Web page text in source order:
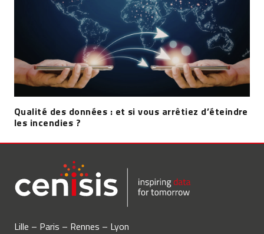
Qualité des données : et si vous arrêtiez d’éteindre
les incendies ?
Lille – Paris – Rennes – Lyon